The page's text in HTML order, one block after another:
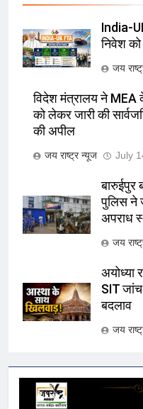
India-
निवेश को
जय
विदेश मंत्रालय ने MEA
को लेकर जारी की
की अपील
जय राष्ट्र न्यूज July
बारुईपुर
पुलिस ने
अपराध
जय
अयोध्या
SIT
बदलाव
जय